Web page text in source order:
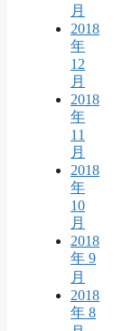
月
2018
年
12
月
2018
年
11
月
2018
年
10
月
2018
年 9
月
2018
年 8